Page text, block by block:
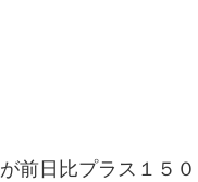
が前日比プラス１５